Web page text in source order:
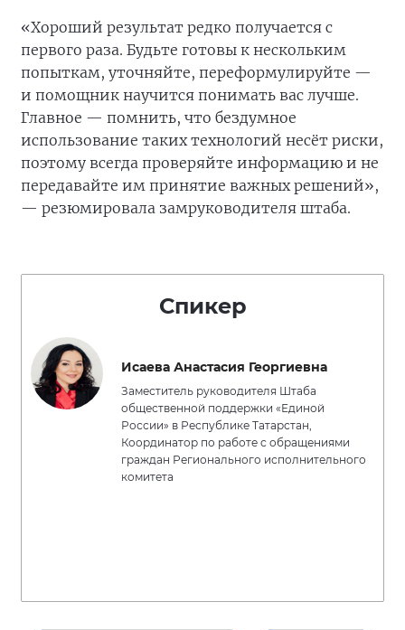
«Хороший результат редко получается с
первого раза. Будьте готовы к нескольким
попыткам, уточняйте, переформулируйте —
и помощник научится понимать вас лучше.
Главное — помнить, что бездумное
использование таких технологий несёт риски,
поэтому всегда проверяйте информацию и не
передавайте им принятие важных решений»,
— резюмировала замруководителя штаба.
Спикер
Исаева Анастасия Георгиевна
Заместитель руководителя Штаба
общественной поддержки «Единой
России» в Республике Татарстан,
Координатор по работе с обращениями
граждан Регионального исполнительного
комитета